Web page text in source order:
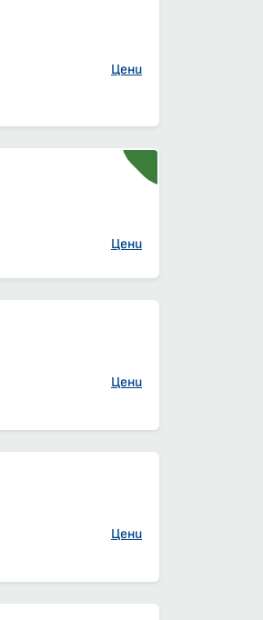
Цени
резервация
Цени
резервация
Цени
Цени